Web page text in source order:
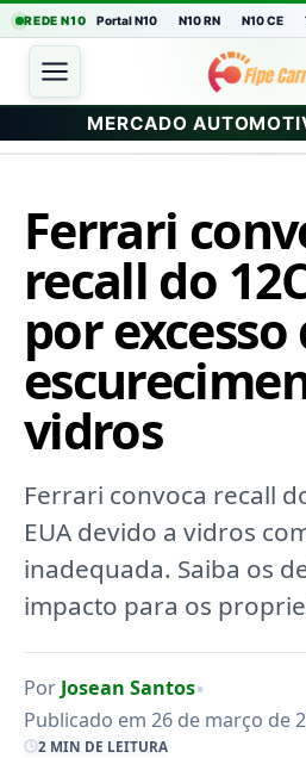
REDE N10 Portal N10 N10 RN N10 CE
MERCADO
Ferrari
recall do
por excesso
vidros
Ferrari convoca recall
EUA devido a vidros
inadequada. Saiba os
impacto para os
Por Josean Santos•
Publicado em 26 de março de
2 MIN DE LEITURA